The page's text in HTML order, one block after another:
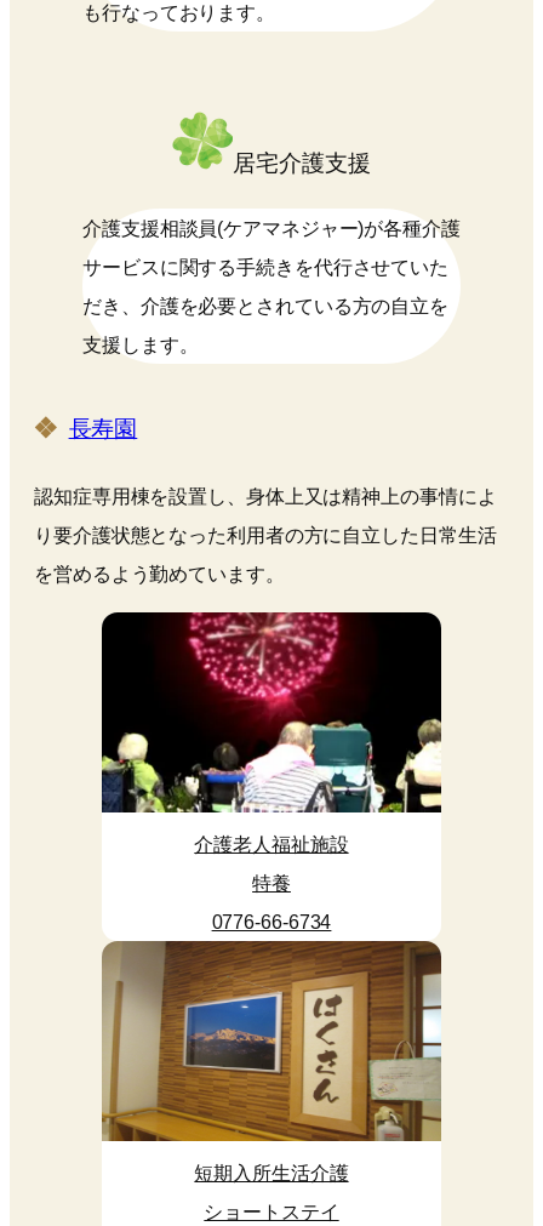
も行なっております。
居宅介護支援
介護支援相談員(ケアマネジャー)が各種介護
サービスに関する手続きを代行させていた
だき、介護を必要とされている方の自立を
支援します。
長寿園
認知症専用棟を設置し、身体上又は精神上の事情によ
り要介護状態となった利用者の方に自立した日常生活
を営めるよう勤めています。
介護老人福祉施設
特養
0776-66-6734
短期入所生活介護
ショートステイ